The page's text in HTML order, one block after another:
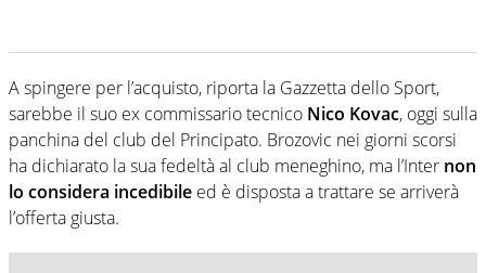
A spingere per l’acquisto, riporta la Gazzetta dello Sport,
sarebbe il suo ex commissario tecnico Nico Kovac, oggi sulla
panchina del club del Principato. Brozovic nei giorni scorsi
ha dichiarato la sua fedeltà al club meneghino, ma l’Inter non
lo considera incedibile ed è disposta a trattare se arriverà
l’offerta giusta.